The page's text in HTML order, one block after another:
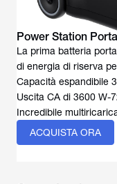
Power Station
La prima batteria
di energia di riserva
Capacità espandibile
Uscita CA di 3600 W-
Incredibile
ACQUISTA ORA